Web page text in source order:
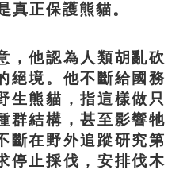
真正保護熊貓。
他認為人類胡亂砍
絕境。他不斷給國務
生熊貓，指這樣做只
群結構，甚至影響牠
斷在野外追蹤研究第
停止採伐，安排伐木